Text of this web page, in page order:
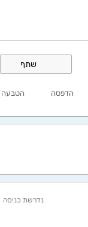
שתף
הדפסה הטבעה
נדרשת כניסה